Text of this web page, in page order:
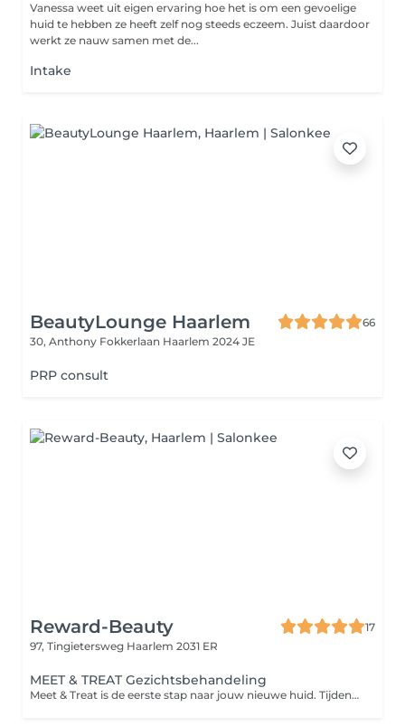
Vanessa weet uit eigen ervaring hoe het is om een gevoelige
huid te hebben ze heeft zelf nog steeds eczeem. Juist daardoor
werkt ze nauw samen met de...
Intake
BeautyLounge Haarlem
66
30, Anthony Fokkerlaan Haarlem 2024 JE
PRP consult
Reward-Beauty
17
97, Tingietersweg Haarlem 2031 ER
MEET & TREAT Gezichtsbehandeling
Meet & Treat is de eerste stap naar jouw nieuwe huid. Tijdens deze persoonlijke kennismakingsbehandeling kijken we van dichtbij naar wat jouw huid écht nodig heeft. We analyseren je huid, bespreken je wensen en raden je aan om je huidige producten mee te nemen, zodat we samen kunnen checken of ze werkelijk de juiste keuze zijn voor jouw huid. Op basis daarvan stellen we direct een behandeling op maat samen geen standaard protocol, maar precies wat jouw huid op dat moment nodig heeft. Niets laten we aan het toeval over: alles draait om resultaat, balans en een gezonde, stralende huid.